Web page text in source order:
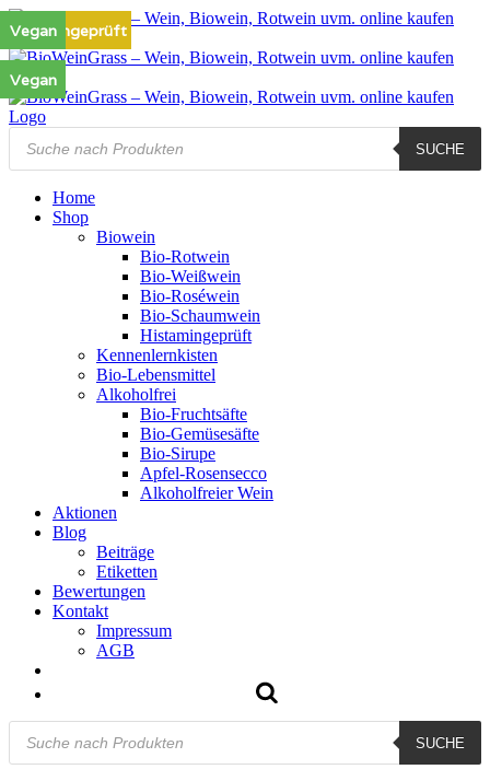
Zum
Inhalt
springen
Products
search
SUCHE
Home
Shop
Biowein
Bio-Rotwein
Bio-Weißwein
Bio-Roséwein
Bio-Schaumwein
Histamingeprüft
Kennenlernkisten
Bio-Lebensmittel
Alkoholfrei
Bio-Fruchtsäfte
Bio-Gemüsesäfte
Bio-Sirupe
Apfel-Rosensecco
Alkoholfreier Wein
Aktionen
Blog
Beiträge
Etiketten
Bewertungen
Kontakt
Impressum
AGB
Products
search
SUCHE
Vegan
Vegan
Vegan
Vegan
Vegan
Vegan
Histamingeprüft
Vegan
Vegan
Histamingeprüft
Vegan
Vegan
Vegan